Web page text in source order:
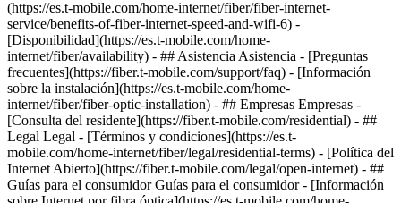
(https://es.t-mobile.com/home-internet/fiber/fiber-internet-
service/benefits-of-fiber-internet-speed-and-wifi-6) -
[Disponibilidad](https://es.t-mobile.com/home-
internet/fiber/availability) - ## Asistencia Asistencia - [Preguntas
frecuentes](https://fiber.t-mobile.com/support/faq) - [Información
sobre la instalación](https://es.t-mobile.com/home-
internet/fiber/fiber-optic-installation) - ## Empresas Empresas -
[Consulta del residente](https://fiber.t-mobile.com/residential) - ##
Legal Legal - [Términos y condiciones](https://es.t-
mobile.com/home-internet/fiber/legal/residential-terms) - [Política del
Internet Abierto](https://fiber.t-mobile.com/legal/open-internet) - ##
Guías para el consumidor Guías para el consumidor - [Información